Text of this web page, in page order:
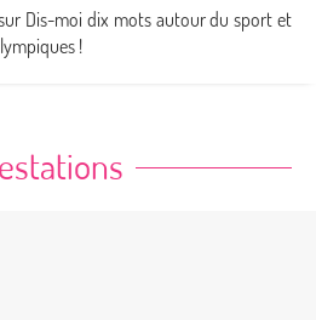
Dis-moi dix mots autour du sport et
!